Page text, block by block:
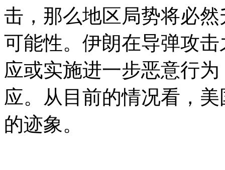
击，那么地区局势将必
可能性。伊朗在导弹攻
应或实施进一步恶意行
应。从目前的情况看，
的迹象。